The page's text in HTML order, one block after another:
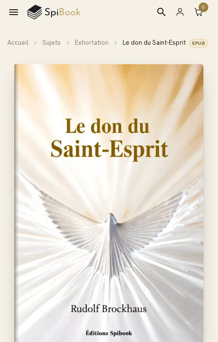
 0
search
Accueil Sujets Exhortation Le don du Saint-Esprit EPUB